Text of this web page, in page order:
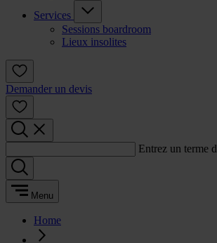
Services
Sessions boardroom
Lieux insolites
Demander un devis
Entrez un terme
Menu
Home